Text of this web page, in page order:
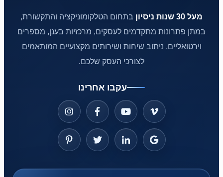
מעל 30 שנות ניסיון
בתחום הטלקומוניקציה והתקשורת,
במתן פתרונות מתקדמים לעסקים, מרכזיות בענן, מספרים
וירטואליים, ניתוב שיחות ושירותים מקצועיים המותאמים
לצורכי העסק שלכם.
עקבו אחרינו